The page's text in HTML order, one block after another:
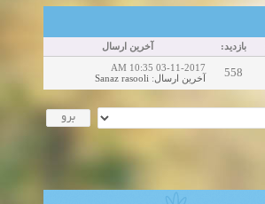
بازدید: آخرین ارسال
558
03-11-2017 10:35 AM
آخرین ارسال:
Sanaz rasooli